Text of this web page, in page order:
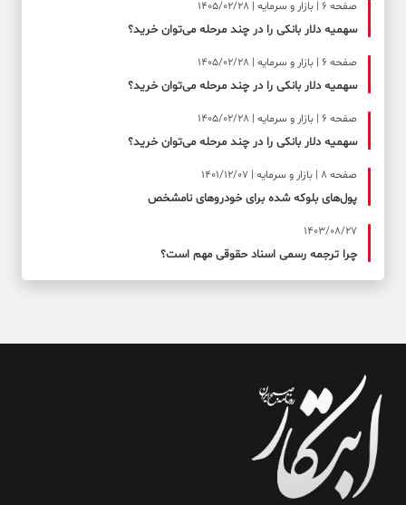
صفحه ۶ | بازار و سرمایه | 1405/02/28
سهمیه دلار بانکی را در چند مرحله می‌توان خرید؟
صفحه ۶ | بازار و سرمایه | 1405/02/28
سهمیه دلار بانکی را در چند مرحله می‌توان خرید؟
صفحه ۶ | بازار و سرمایه | 1405/02/28
سهمیه دلار بانکی را در چند مرحله می‌توان خرید؟
صفحه ۸ | بازار و سرمایه | 1401/12/07
پول‌های بلوکه شده برای خودروهای نامشخص
1403/08/27
چرا ترجمه رسمی اسناد حقوقی مهم است؟